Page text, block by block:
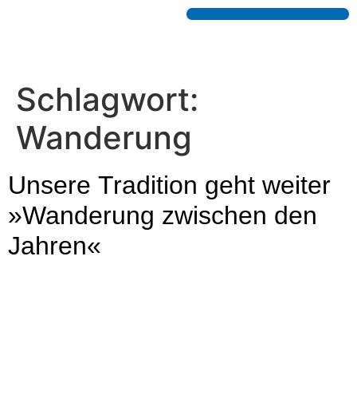
Schlagwort:
Wanderung
Unsere Tradition geht weiter
»Wanderung zwischen den
Jahren«